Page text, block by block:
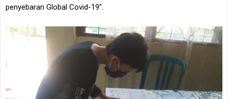
penyebaran Global Covid-19".